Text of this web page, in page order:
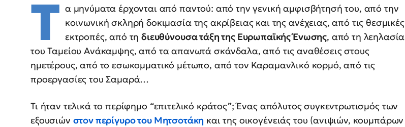
Τ α μηνύματα έρχονται από παντού: από την γενική αμφισβήτησή του, από την
κοινωνική σκληρή δοκιμασία της ακρίβειας και της ανέχειας, από τις θεσμικές
εκτροπές, από τηδιευθύνουσα τάξη της Ευρωπαϊκής Ένωσης, από τη λεηλασία
του Ταμείου Ανάκαμψης, από τα απανωτά σκάνδαλα, από τις αναθέσεις στους
ημετέρους, από το εσωκομματικό μέτωπο, από τον Καραμανλικό κορμό, από τις
προεργασίες του Σαμαρά…
Τι ήταν τελικά το περίφημο “επιτελικό κράτος”; Ένας απόλυτος συγκεντρωτισμός των
εξουσιών στον περίγυρο του Μητσοτάκη και της οικογένειάς του (ανιψιών, κουμπάρων